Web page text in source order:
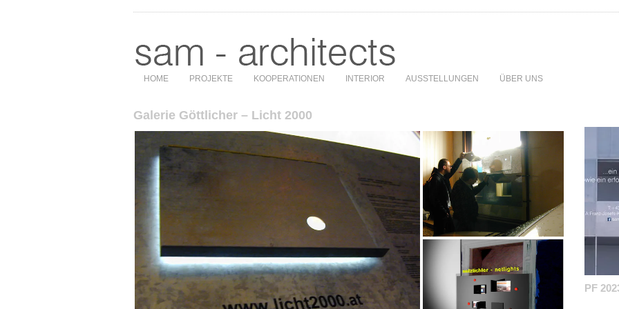
HOME PROJEKTE KOOPERATIONEN INTERIOR AUSSTELLUNGEN ÜBER UNS
Galerie Göttlicher – Licht 2000
PF